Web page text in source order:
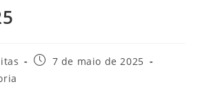
Post7 de maio de 2025